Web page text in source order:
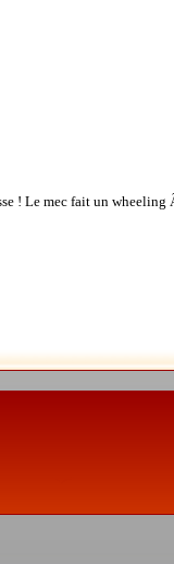
! Le mec fait un wheeling